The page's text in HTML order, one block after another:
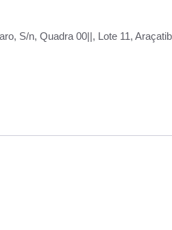
S/n, Quadra 00||, Lote 11,